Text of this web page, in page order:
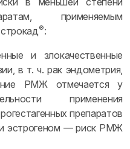
применяемым
®:
злокачественные
в т. ч. рак эндометрия,
РМЖ отмечается у
применения
препаратов
эстрогеном — риск РМЖ